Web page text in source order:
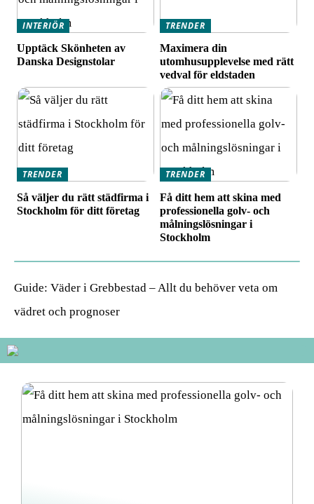
INTERIÖR
Upptäck Skönheten av
Danska Designstolar
TRENDER
Maximera din
utomhusupplevelse med rätt
vedval för eldstaden
TRENDER
Så väljer du rätt städfirma i
Stockholm för ditt företag
TRENDER
Få ditt hem att skina med
professionella golv- och
målningslösningar i
Stockholm
Guide: Väder i Grebbestad – Allt du behöver veta om
vädret och prognoser